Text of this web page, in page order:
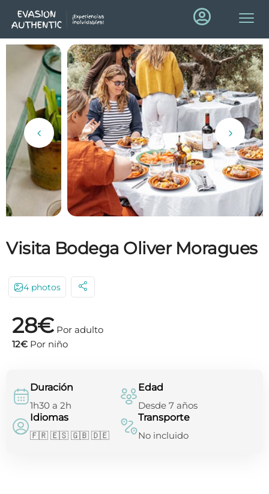
Visita Bodega Oliver Moragues
4 photos
28€ Por adulto
12€ Por niño
Duración
1h30 a 2h
Edad
Desde 7 años
Idiomas
🇫🇷 🇪🇸 🇬🇧 🇩🇪
Transporte
No incluido